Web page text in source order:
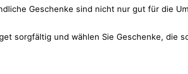
Geschenke sind nicht nur gut für die
sorgfältig und wählen Sie Geschenke, die